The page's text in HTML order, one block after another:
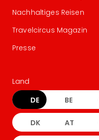
Nachhaltiges Reisen
Travelcircus Magazin
Presse
Land
DE BE
DK AT